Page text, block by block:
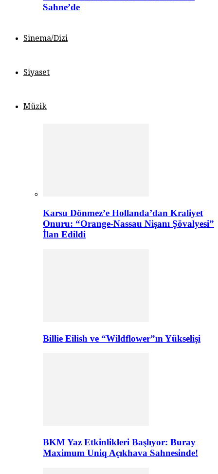
Sahne’de
Sinema/Dizi
Siyaset
Müzik
Karsu Dönmez’e Hollanda’dan Kraliyet
Onuru: “Orange-Nassau Nişanı Şövalyesi”
İlan Edildi
Billie Eilish ve “Wildflower”ın Yükselişi
BKM Yaz Etkinlikleri Başlıyor: Buray
Maximum Uniq Açıkhava Sahnesinde!